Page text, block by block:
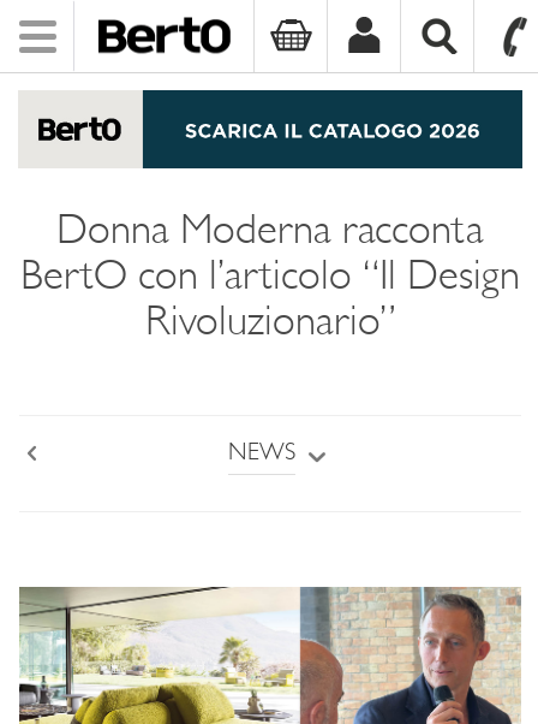
Toggle
navigation
Donna Moderna racconta
BertO con l’articolo “Il Design
Rivoluzionario”
NEWS